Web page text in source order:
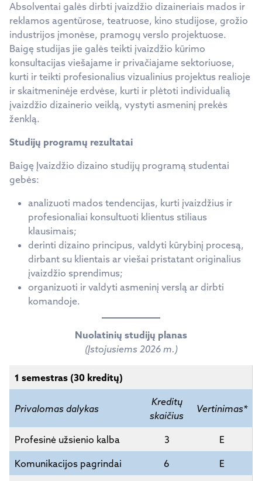
Absolventai galės dirbti įvaizdžio dizaineriais mados ir
reklamos agentūrose, teatruose, kino studijose, grožio
industrijos įmonėse, pramogų verslo projektuose.
Baigę studijas jie galės teikti įvaizdžio kūrimo
konsultacijas viešajame ir privačiajame sektoriuose,
kurti ir teikti profesionalius vizualinius projektus realioje
ir skaitmeninėje erdvėse, kurti ir plėtoti individualią
įvaizdžio dizainerio veiklą, vystyti asmeninį prekės
ženklą.
Studijų programų rezultatai
Baigę Įvaizdžio dizaino studijų programą studentai
gebės:
analizuoti mados tendencijas, kurti įvaizdžius ir
profesionaliai konsultuoti klientus stiliaus
klausimais;
derinti dizaino principus, valdyti kūrybinį procesą,
dirbant su klientais ar viešai pristatant originalius
įvaizdžio sprendimus;
organizuoti ir valdyti asmeninį verslą ar dirbti
komandoje.
Nuolatinių studijų planas
(Įstojusiems 2026 m.)
1 semestras (30 kreditų)
Privalomas dalykas
Kreditų
skaičius
Vertinimas*
Profesinė užsienio kalba 3 E
Komunikacijos pagrindai 6 E